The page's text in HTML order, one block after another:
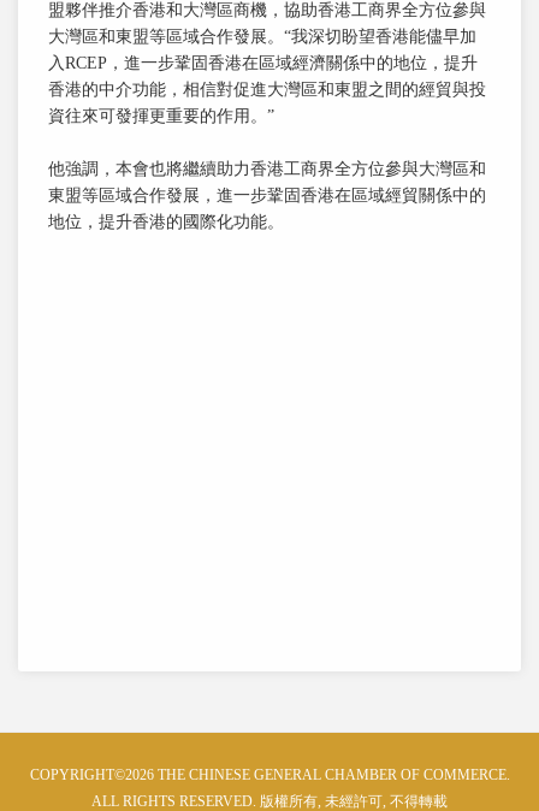
盟夥伴推介香港和大灣區商機，協助香港工商界全方位參與
大灣區和東盟等區域合作發展。“我深切盼望香港能儘早加
入RCEP，進一步鞏固香港在區域經濟關係中的地位，提升
香港的中介功能，相信對促進大灣區和東盟之間的經貿與投
資往來可發揮更重要的作用。”
他強調，本會也將繼續助力香港工商界全方位參與大灣區和
東盟等區域合作發展，進一步鞏固香港在區域經貿關係中的
地位，提升香港的國際化功能。
COPYRIGHT©2026 THE CHINESE GENERAL CHAMBER OF COMMERCE.
ALL RIGHTS RESERVED. 版權所有, 未經許可, 不得轉載